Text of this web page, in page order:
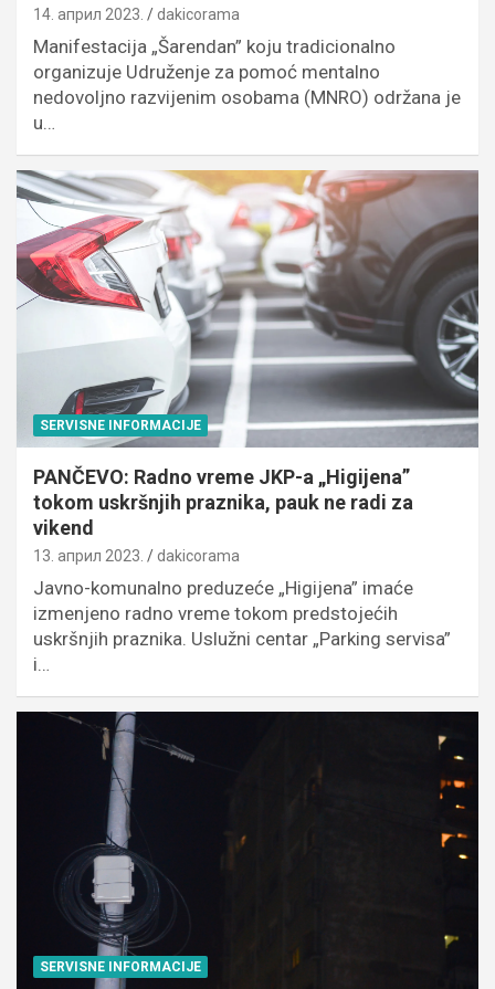
14. април 2023. dakicorama
Manifestacija „Šarendan” koju tradicionalno
organizuje Udruženje za pomoć mentalno
nedovoljno razvijenim osobama (MNRO) održana je
u…
SERVISNE INFORMACIJE
PANČEVO: Radno vreme JKP-a „Higijena”
tokom uskršnjih praznika, pauk ne radi za
vikend
13. април 2023. dakicorama
Javno-komunalno preduzeće „Higijena” imaće
izmenjeno radno vreme tokom predstojećih
uskršnjih praznika. Uslužni centar „Parking servisa”
i…
SERVISNE INFORMACIJE